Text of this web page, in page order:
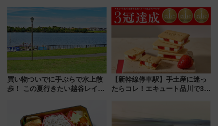
買い物ついでに手ぶらで水上散
歩！ この夏行きたい越谷レイク
ア「LAKESIDE PARK」（埼玉
県越谷市）
【新幹線停車駅】手土産に迷っ
たらコレ！エキュート品川で3年